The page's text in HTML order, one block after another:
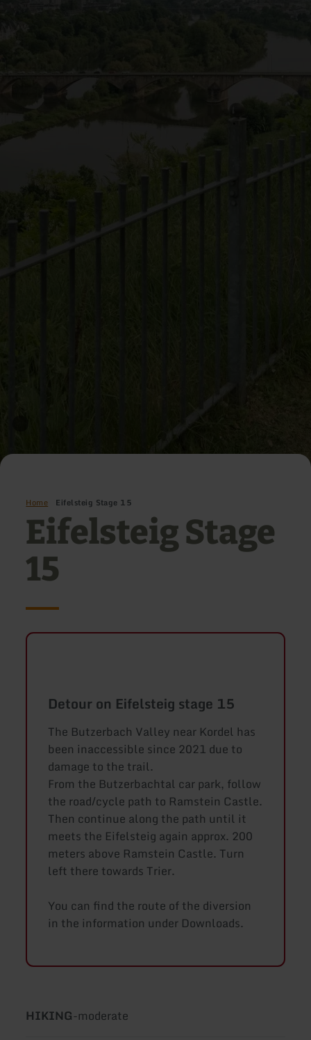
Home Eifelsteig Stage 15
Eifelsteig Stage
15
Detour on Eifelsteig stage 15
The Butzerbach Valley near Kordel has
been inaccessible since 2021 due to
damage to the trail.
From the Butzerbachtal car park, follow
the road/cycle path to Ramstein Castle.
Then continue along the path until it
meets the Eifelsteig again approx. 200
meters above Ramstein Castle. Turn
left there towards Trier.
You can find the route of the diversion
in the information under Downloads.
Type
HIKING-Difficulty:
moderate